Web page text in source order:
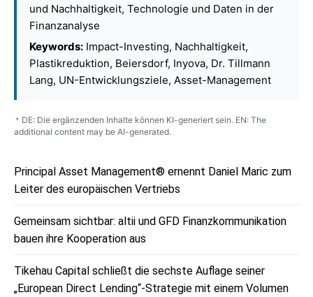
und Nachhaltigkeit, Technologie und Daten in der
Finanzanalyse
Keywords: Impact-Investing, Nachhaltigkeit,
Plastikreduktion, Beiersdorf, Inyova, Dr. Tillmann
Lang, UN-Entwicklungsziele, Asset-Management
* DE: Die ergänzenden Inhalte können KI-generiert sein. EN: The
additional content may be AI-generated.
Principal Asset Management® ernennt Daniel Maric zum
Leiter des europäischen Vertriebs
Gemeinsam sichtbar: altii und GFD Finanzkommunikation
bauen ihre Kooperation aus
Tikehau Capital schließt die sechste Auflage seiner
„European Direct Lending“-Strategie mit einem Volumen